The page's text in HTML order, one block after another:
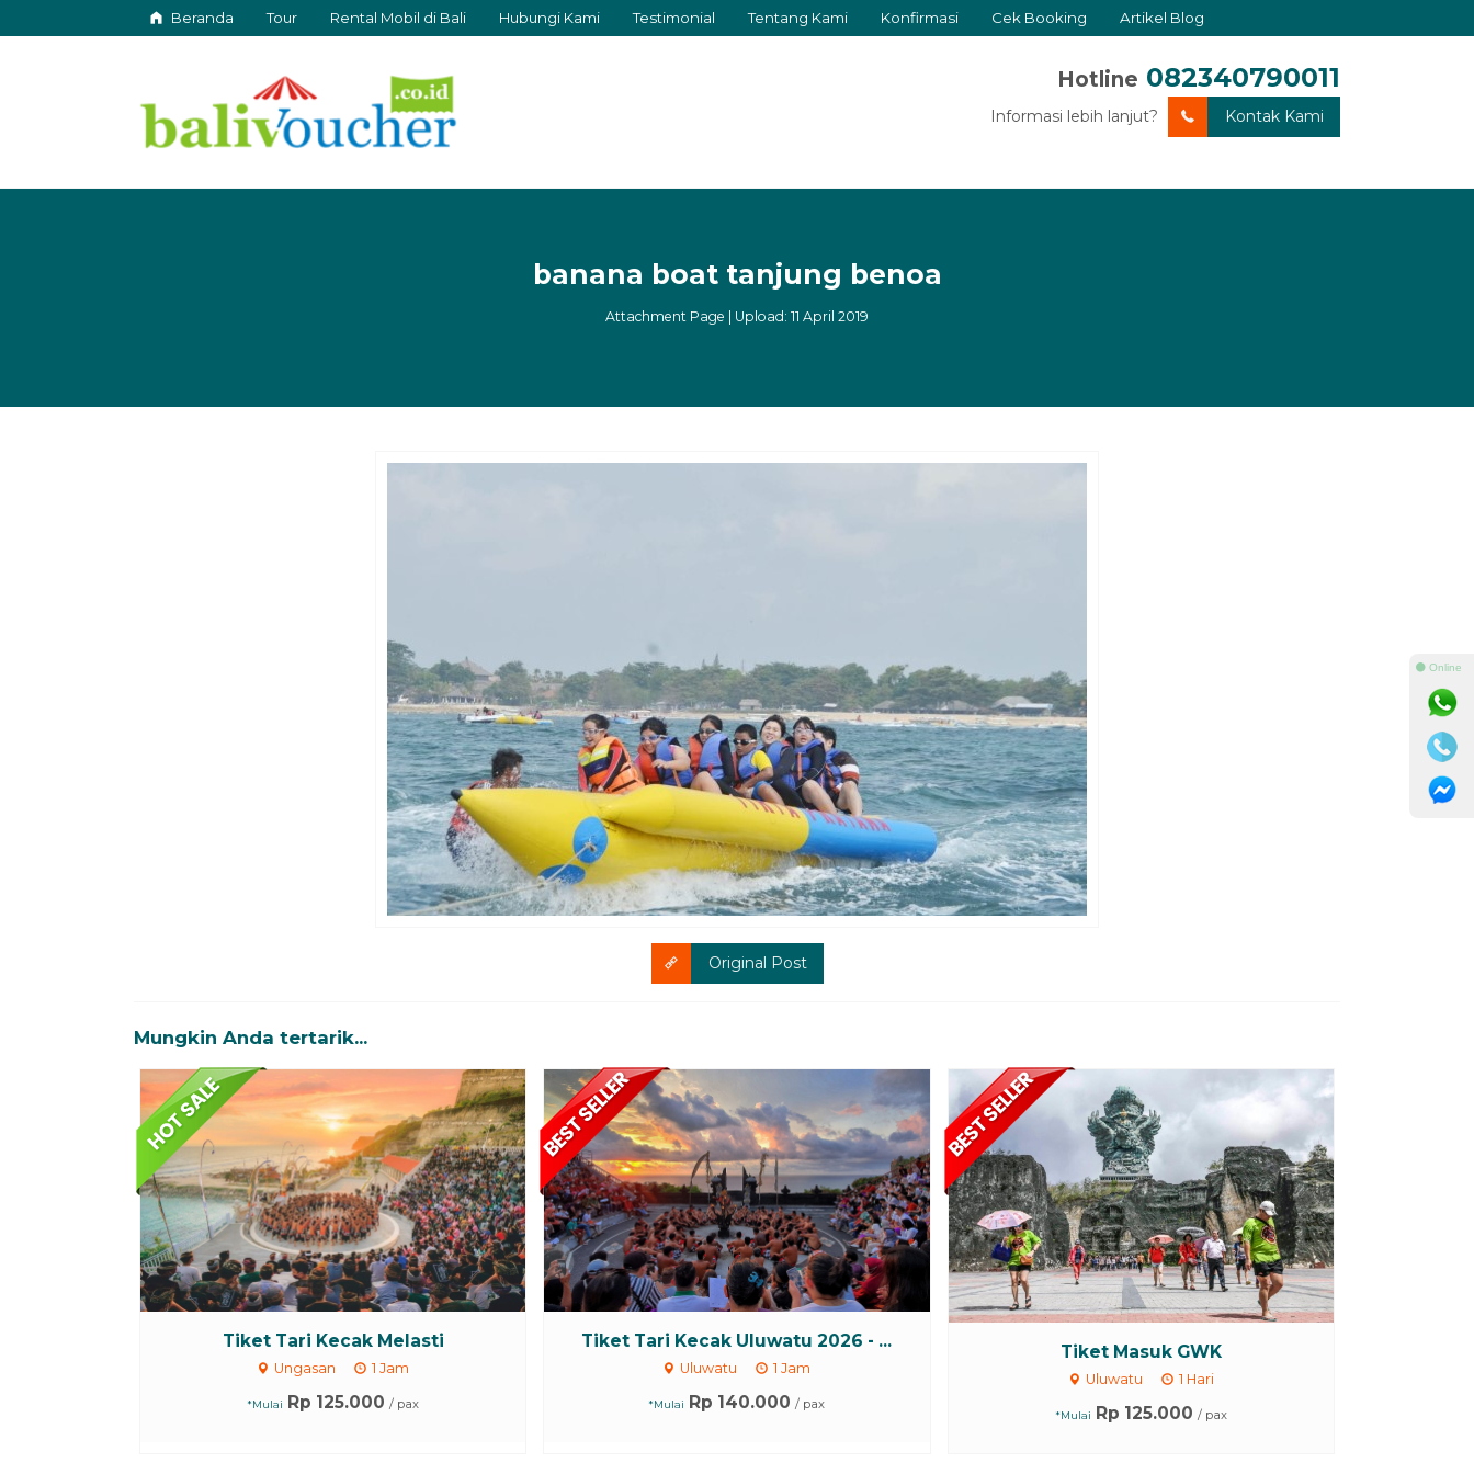
Beranda Tour Rental Mobil di Bali Hubungi Kami Testimonial Tentang Kami Konfirmasi Cek Booking Artikel Blog
Hotline 082340790011
Informasi lebih lanjut? Kontak Kami
banana boat tanjung benoa
Attachment Page | Upload: 11 April 2019
Original Post
Mungkin Anda tertarik...
Tiket Tari Kecak Melasti
Ungasan 1 Jam
*Mulai Rp 125.000 / pax
Tiket Tari Kecak Uluwatu 2026 - ...
Uluwatu 1 Jam
*Mulai Rp 140.000 / pax
Tiket Masuk GWK
Uluwatu 1 Hari
*Mulai Rp 125.000 / pax
⚫ Online